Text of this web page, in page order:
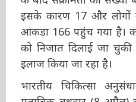
(कोविड-19) के संक्रमितों
के बाद संक्रमितों की
तथा इसके कारण 17 और
का आंकड़ा 166 पहुंच गया
लोगों को निजात दिलाई जा
का इलाज किया जा रहा है।